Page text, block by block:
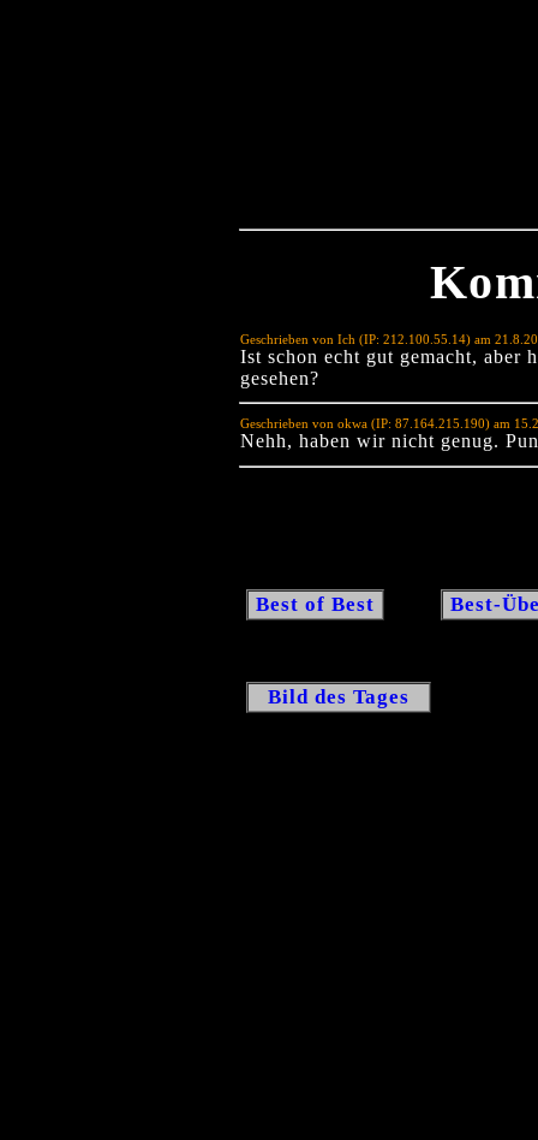
Geschrieben von Ich (IP: 212.100.55.14) am
Ist schon echt gut gemacht, aber
gesehen?
Geschrieben von okwa (IP: 87.164.215.190) am
Nehh, haben wir nicht genug.
Best of Best Best-
Bild des Tages